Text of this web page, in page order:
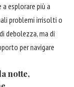
esplorare più a
problemi irrisolti o
debolezza, ma di
per navigare
notte,